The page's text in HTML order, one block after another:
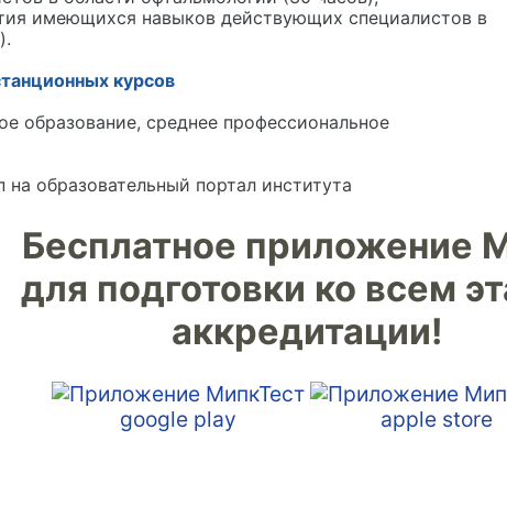
имеющихся навыков действующих специалистов в
курсов
образование, среднее профессиональное
на образовательный портал института
Бесплатное приложение
для подготовки ко всем
аккредитации!